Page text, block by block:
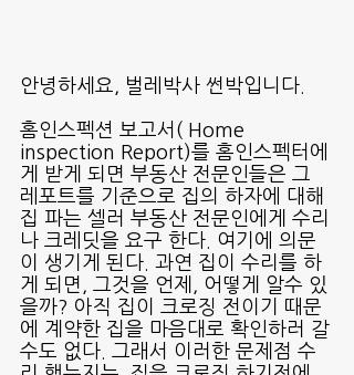
안녕하세요, 벌레박사 썬박입니다.
홈인스펙션 보고서( Home
inspection Report)를 홈인스펙터에
게 받게 되면 부동산 전문인들은 그
레포트를 기준으로 집의 하자에 대해
집 파는 셀러 부동산 전문인에게 수리
나 크레딧을 요구 한다. 여기에 의문
이 생기게 된다. 과연 집이 수리를 하
게 되면, 그것을 언제, 어떻게 알수 있
을까? 아직 집이 크로징 전이기 때문
에 계약한 집을 마음대로 확인하러 갈
수도 없다. 그래서 이러한 문제점 수